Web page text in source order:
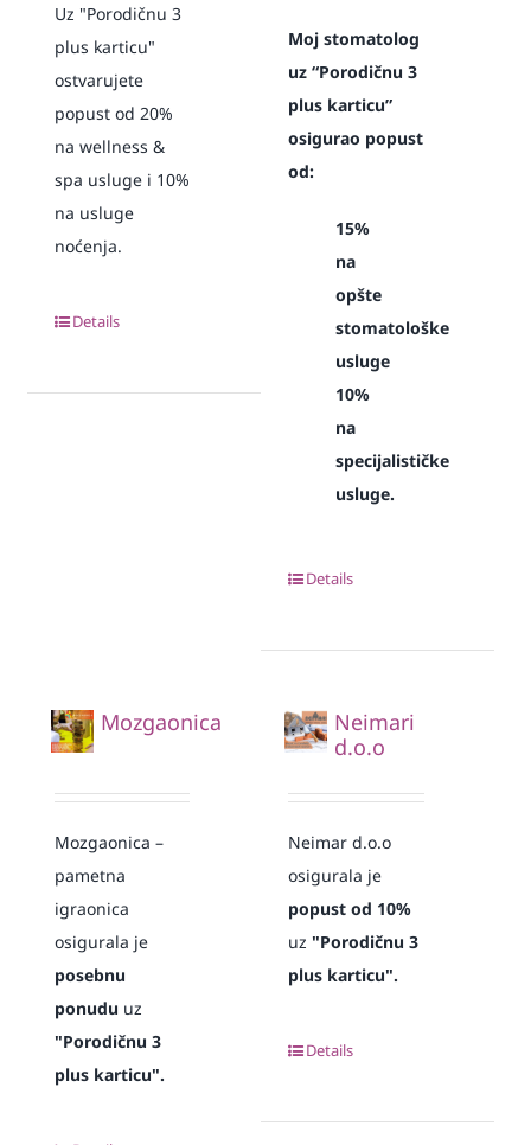
Uz "Porodičnu 3
plus karticu"
ostvarujete
popust od 20%
na wellness &
spa usluge i 10%
na usluge
noćenja.
Details
Moj stomatolog
uz “Porodičnu 3
plus karticu”
osigurao popust
od:
15%
na
opšte
stomatološke
usluge
10%
na
specijalističke
usluge.
Details
Mozgaonica
Mozgaonica –
pametna
igraonica
osigurala je
posebnu
ponudu uz
"Porodičnu 3
plus karticu".
Neimari
d.o.o
Neimar d.o.o
osigurala je
popust od 10%
uz"Porodičnu 3
plus karticu".
Details